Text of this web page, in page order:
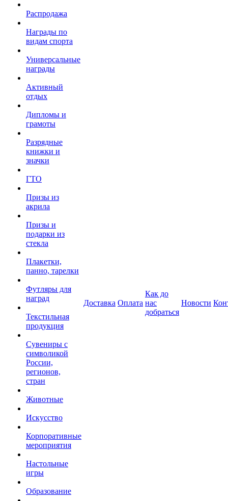
Распродажа
Награды по
видам спорта
Универсальные
награды
Активный
отдых
Дипломы и
грамоты
Разрядные
книжки и
значки
ГТО
Призы из
акрила
Призы и
подарки из
стекла
Плакетки,
панно, тарелки
Футляры для
наград
Текстильная
продукция
Сувениры с
символикой
России,
регионов,
стран
Животные
Искусство
Корпоративные
мероприятия
Настольные
игры
Образование
Доставка Оплата
Как до
нас
добраться
Новости